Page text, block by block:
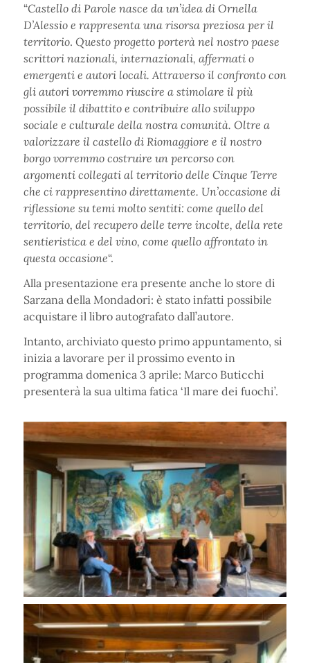
“Castello di Parole nasce da un’idea di Ornella
D’Alessio e rappresenta una risorsa preziosa per il
territorio. Questo progetto porterà nel nostro paese
scrittori nazionali, internazionali, affermati o
emergenti e autori locali. Attraverso il confronto con
gli autori vorremmo riuscire a stimolare il più
possibile il dibattito e contribuire allo sviluppo
sociale e culturale della nostra comunità. Oltre a
valorizzare il castello di Riomaggiore e il nostro
borgo vorremmo costruire un percorso con
argomenti collegati al territorio delle Cinque Terre
che ci rappresentino direttamente. Un’occasione di
riflessione su temi molto sentiti: come quello del
territorio, del recupero delle terre incolte, della rete
sentieristica e del vino, come quello affrontato in
questa occasione“.
Alla presentazione era presente anche lo store di
Sarzana della Mondadori: è stato infatti possibile
acquistare il libro autografato dall’autore.
Intanto, archiviato questo primo appuntamento, si
inizia a lavorare per il prossimo evento in
programma domenica 3 aprile: Marco Buticchi
presenterà la sua ultima fatica ‘Il mare dei fuochi’.